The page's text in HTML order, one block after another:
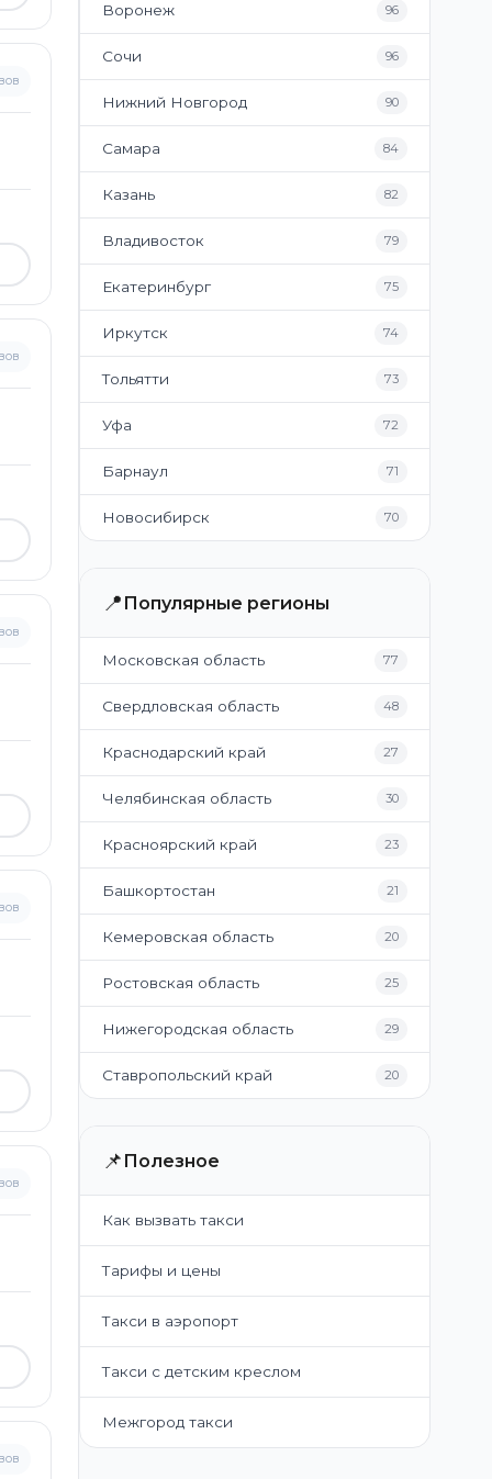
Воронеж 96
Сочи 96
Нижний Новгород 90
Самара 84
Казань 82
Владивосток 79
Екатеринбург 75
Иркутск 74
Тольятти 73
Уфа 72
Барнаул 71
Новосибирск 70
📍 Популярные регионы
Московская область 77
Свердловская область 48
Краснодарский край 27
Челябинская область 30
Красноярский край 23
Башкортостан 21
Кемеровская область 20
Ростовская область 25
Нижегородская область 29
Ставропольский край 20
📌 Полезное
Как вызвать такси
Тарифы и цены
Такси в аэропорт
Такси с детским креслом
Межгород такси